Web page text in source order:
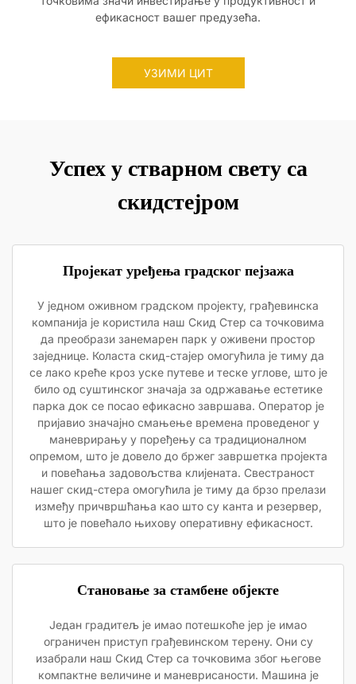
ефикасност вашег предузећа.
УЗИМИ ЦИТ
Успех у стварном свету са
скидстејром
Пројекат уређења градског пејзажа
У једном оживном градском пројекту, грађевинска
компанија је користила наш Скид Стер са точковима
да преобрази занемарен парк у оживени простор
заједнице. Коласта скид-стајер омогућила је тиму да
се лако креће кроз уске путеве и теске углове, што је
било од суштинског значаја за одржавање естетике
парка док се посао ефикасно завршава. Оператор је
пријавио значајно смањење времена проведеног у
маневрирању у поређењу са традиционалном
опремом, што је довело до бржег завршетка пројекта
и повећања задовољства клијената. Свестраност
нашег скид-стера омогућила је тиму да брзо прелази
између причвршћања као што су канта и резервер,
што је повећало њихову оперативну ефикасност.
Становање за стамбене објекте
Један градитељ је имао потешкоће јер је имао
ограничен приступ грађевинском терену. Они су
изабрали наш Скид Стер са точковима због његове
компактне величине и маневрисаности. Машина је